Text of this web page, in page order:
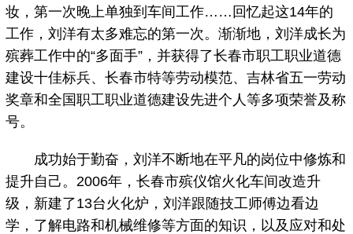
妆，第一次晚上单独到车间工作……回忆起这14年的
工作，刘洋有太多难忘的第一次。渐渐地，刘洋成长为
殡葬工作中的“多面手”，并获得了长春市职工职业道德
建设十佳标兵、长春市特等劳动模范、吉林省五一劳动
奖章和全国职工职业道德建设先进个人等多项荣誉及称
号。
成功始于勤奋，刘洋不断地在平凡的岗位中修炼和
提升自己。2006年，长春市殡仪馆火化车间改造升
级，新建了13台火化炉，刘洋跟随技工师傅边看边
学，了解电路和机械维修等方面的知识，以及应对和处